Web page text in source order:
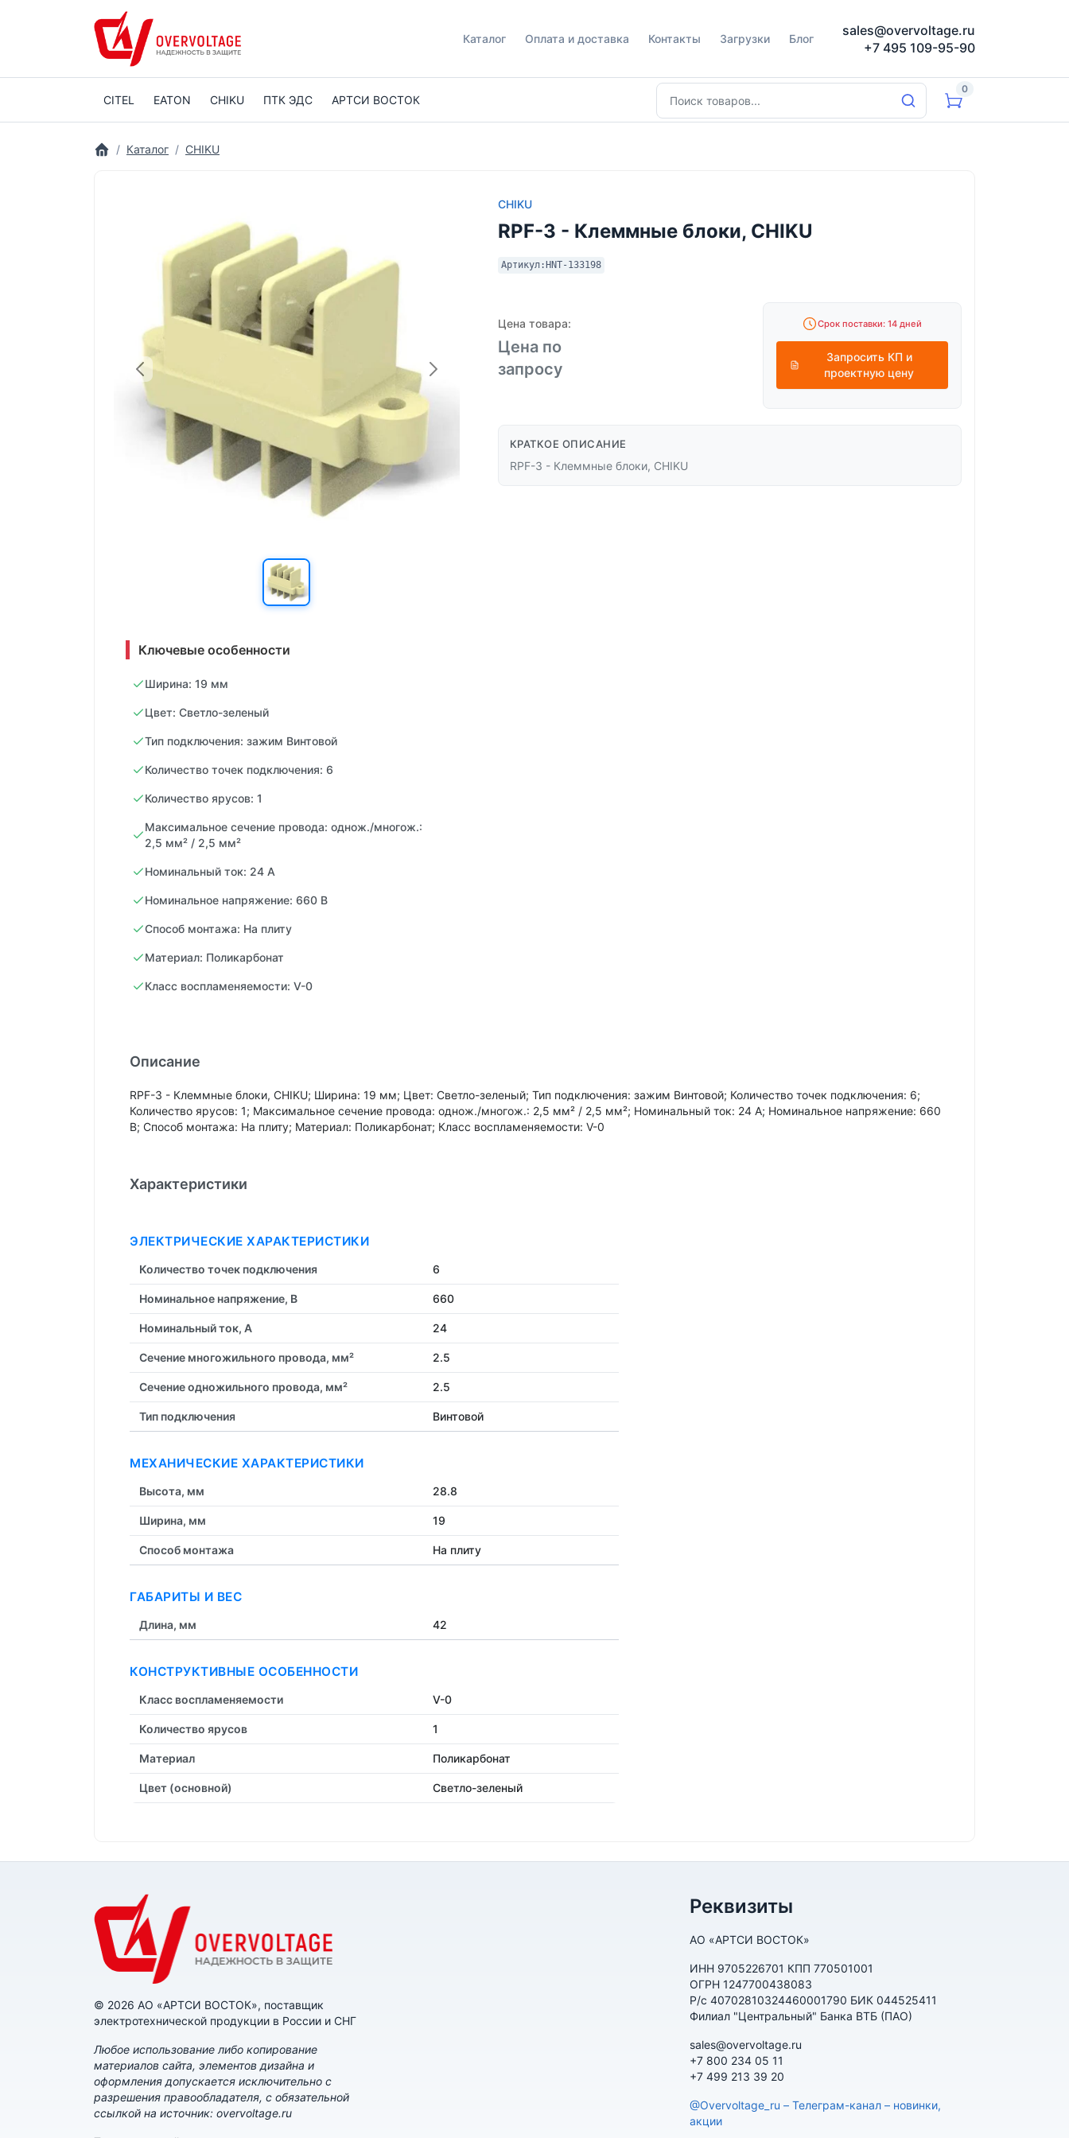
Каталог Оплата и доставка Контакты Загрузки Блог
sales@overvoltage.ru
+7 495 109-95-90
CITEL EATON CHIKU ПТК ЭДС АРТСИ ВОСТОК
0
Каталог CHIKU
Ключевые особенности
Ширина: 19 мм
Цвет: Светло-зеленый
Тип подключения: зажим Винтовой
Количество точек подключения: 6
Количество ярусов: 1
Максимальное сечение провода: однож./многож.:
2,5 мм² / 2,5 мм²
Номинальный ток: 24 А
Номинальное напряжение: 660 В
Способ монтажа: На плиту
Материал: Поликарбонат
Класс воспламеняемости: V-0
CHIKU
RPF-3 - Клеммные блоки, CHIKU
Артикул: HNT-133198
Цена товара:
Цена по
запросу
Срок поставки: 14 дней
Запросить КП и
проектную цену
КРАТКОЕ ОПИСАНИЕ
RPF-3 - Клеммные блоки, CHIKU
Описание
RPF-3 - Клеммные блоки, CHIKU; Ширина: 19 мм; Цвет: Светло-зеленый; Тип подключения: зажим Винтовой; Количество точек подключения: 6;
Количество ярусов: 1; Максимальное сечение провода: однож./многож.: 2,5 мм² / 2,5 мм²; Номинальный ток: 24 А; Номинальное напряжение: 660
В; Способ монтажа: На плиту; Материал: Поликарбонат; Класс воспламеняемости: V-0
Характеристики
ЭЛЕКТРИЧЕСКИЕ ХАРАКТЕРИСТИКИ
Количество точек подключения 6
Номинальное напряжение, В 660
Номинальный ток, А 24
Сечение многожильного провода, мм² 2.5
Сечение одножильного провода, мм² 2.5
Тип подключения Винтовой
МЕХАНИЧЕСКИЕ ХАРАКТЕРИСТИКИ
Высота, мм 28.8
Ширина, мм 19
Способ монтажа На плиту
ГАБАРИТЫ И ВЕС
Длина, мм 42
КОНСТРУКТИВНЫЕ ОСОБЕННОСТИ
Класс воспламеняемости V-0
Количество ярусов 1
Материал Поликарбонат
Цвет (основной) Светло-зеленый
© 2026 АО «АРТСИ ВОСТОК», поставщик
электротехнической продукции в России и СНГ
Любое использование либо копирование
материалов сайта, элементов дизайна и
оформления допускается исключительно с
разрешения правообладателя, с обязательной
ссылкой на источник: overvoltage.ru
Реквизиты
АО «АРТСИ ВОСТОК»
ИНН 9705226701 КПП 770501001
ОГРН 1247700438083
Р/с 40702810324460001790 БИК 044525411
Филиал "Центральный" Банка ВТБ (ПАО)
sales@overvoltage.ru
+7 800 234 05 11
+7 499 213 39 20
@Overvoltage_ru – Телеграм-канал – новинки,
акции